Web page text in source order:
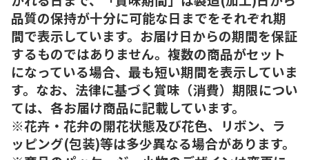
品質の保持が十分に可能な日までをそれぞれ期
間で表示しています。お届け日からの期間を保証
するものではありません。複数の商品がセット
になっている場合、最も短い期間を表示していま
す。なお、法律に基づく賞味（消費）期限につい
ては、各お届け商品に記載しています。
※花卉・花弁の開花状態及び花色、リボン、ラ
ッピング(包装)等は多少異なる場合があります。